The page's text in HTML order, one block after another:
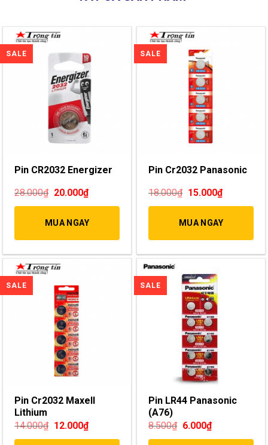
Pin CR2032 Energizer
28.000₫ 20.000₫
MUA NGAY
Pin Cr2032 Panasonic
18.000₫ 15.000₫
MUA NGAY
Pin Cr2032 Maxell
Lithium
14.000₫ 12.000₫
Pin LR44 Panasonic
(A76)
8.500₫ 6.000₫